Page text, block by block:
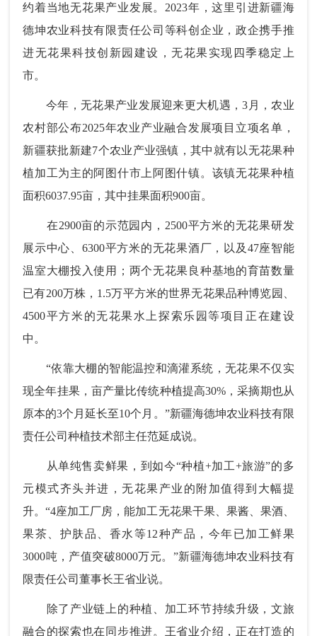
约着当地无花果产业发展。2023年，这里引进新疆海
德坤农业科技有限责任公司等科创企业，政企携手推
进无花果科技创新园建设，无花果实现四季稳定上
市。
今年，无花果产业发展迎来更大机遇，3月，农业
农村部公布2025年农业产业融合发展项目立项名单，
新疆获批新建7个农业产业强镇，其中就有以无花果种
植加工为主的阿图什市上阿图什镇。该镇无花果种植
面积6037.95亩，其中挂果面积900亩。
在2900亩的示范园内，2500平方米的无花果研发
展示中心、6300平方米的无花果酒厂，以及47座智能
温室大棚投入使用；两个无花果良种基地的育苗数量
已有200万株，1.5万平方米的世界无花果品种博览园、
4500平方米的无花果水上探索乐园等项目正在建设
中。
“依靠大棚的智能温控和滴灌系统，无花果不仅实
现全年挂果，亩产量比传统种植提高30%，采摘期也从
原本的3个月延长至10个月。”新疆海德坤农业科技有限
责任公司种植技术部主任范延成说。
从单纯售卖鲜果，到如今“种植+加工+旅游”的多
元模式齐头并进，无花果产业的附加值得到大幅提
升。“4座加工厂房，能加工无花果干果、果酱、果酒、
果茶、护肤品、香水等12种产品，今年已加工鲜果
3000吨，产值突破8000万元。”新疆海德坤农业科技有
限责任公司董事长王省业说。
除了产业链上的种植、加工环节持续升级，文旅
融合的探索也在同步推进。王省业介绍，正在打造的